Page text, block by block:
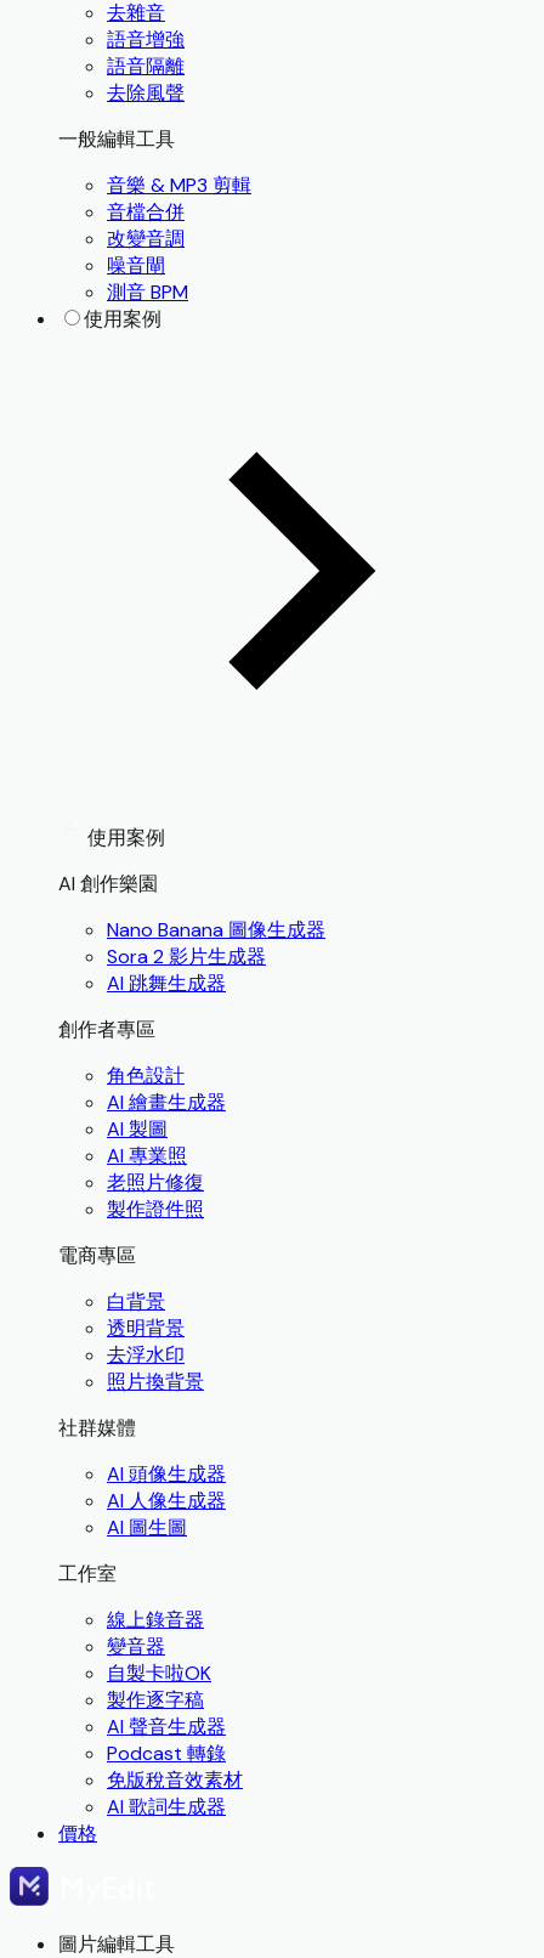
去雜音
語音增強
語音隔離
去除風聲
一般編輯工具
音樂 & MP3 剪輯
音檔合併
改變音調
噪音閘
測音 BPM
使用案例
使用案例
AI 創作樂園
Nano Banana 圖像生成器
Sora 2 影片生成器
AI 跳舞生成器
創作者專區
角色設計
AI 繪畫生成器
AI 製圖
AI 專業照
老照片修復
製作證件照
電商專區
白背景
透明背景
去浮水印
照片換背景
社群媒體
AI 頭像生成器
AI 人像生成器
AI 圖生圖
工作室
線上錄音器
變音器
自製卡啦OK
製作逐字稿
AI 聲音生成器
Podcast 轉錄
免版稅音效素材
AI 歌詞生成器
價格
圖片編輯工具